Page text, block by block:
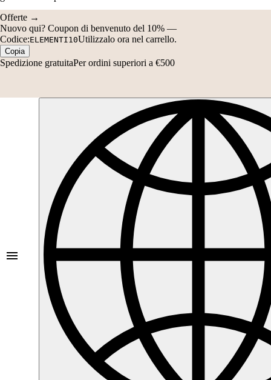
Codice:ELEMENTI10Utilizzalo ora nel carrello.
Copia
Spedizione gratuitaPer ordini superiori a €500